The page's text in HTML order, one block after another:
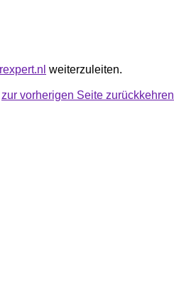
weiterzuleiten.
zur vorherigen Seite zurückkehren